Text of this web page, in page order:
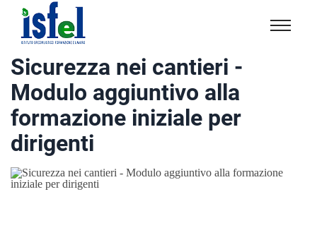
Isfel
Istituto
specialistico
formazione
e
lavoro
Sicurezza nei cantieri -
Modulo aggiuntivo alla
formazione iniziale per
dirigenti